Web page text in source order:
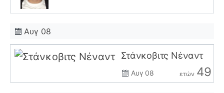
Αυγ 08
Στάνκοβιτς Νέναντ
Αυγ 08 ετών 49